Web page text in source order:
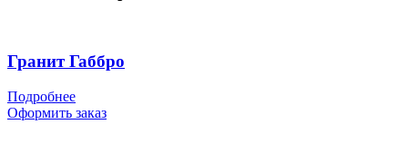
Гранит Габбро
Подробнее
Оформить заказ